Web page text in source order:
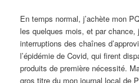
En temps normal, j’achète mon
les quelques mois, et par
interruptions des chaînes
l’épidémie de Covid, qui firent
produits de première nécessité.
gros titre du mon journal local de